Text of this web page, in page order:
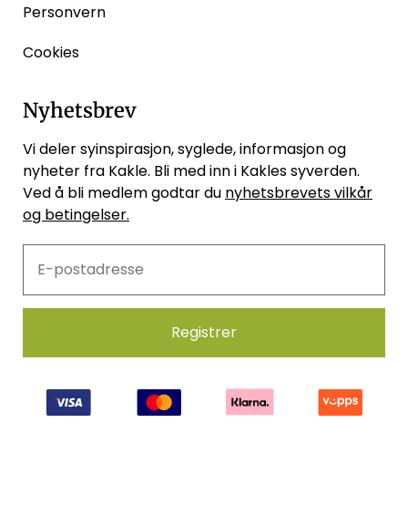
Personvern
Cookies
Nyhetsbrev
Vi deler syinspirasjon, syglede, informasjon og
nyheter fra Kakle. Bli med inn i Kakles syverden.
Ved å bli medlem godtar du nyhetsbrevets vilkår
og betingelser.